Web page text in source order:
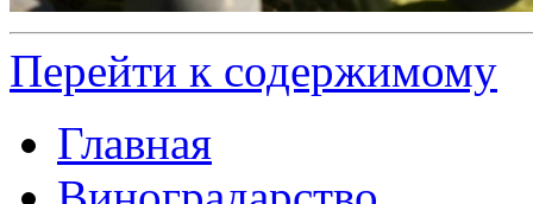
Перейти к содержимому
Главная